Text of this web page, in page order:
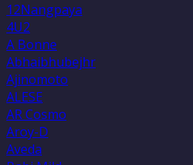
12Nangpaya
4U2
A Bonne
Abhaibhubejhr
Ajinomoto
ALESE
AR Cosmo
Aroy-D
Aveda